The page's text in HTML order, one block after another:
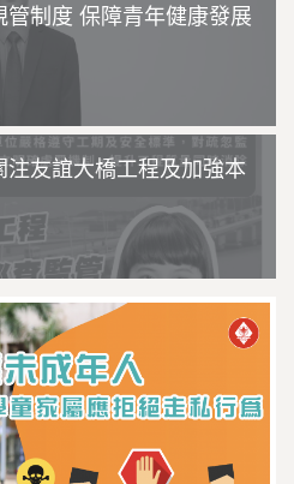
制度 保障青年健康發展
注友誼大橋工程及加強本